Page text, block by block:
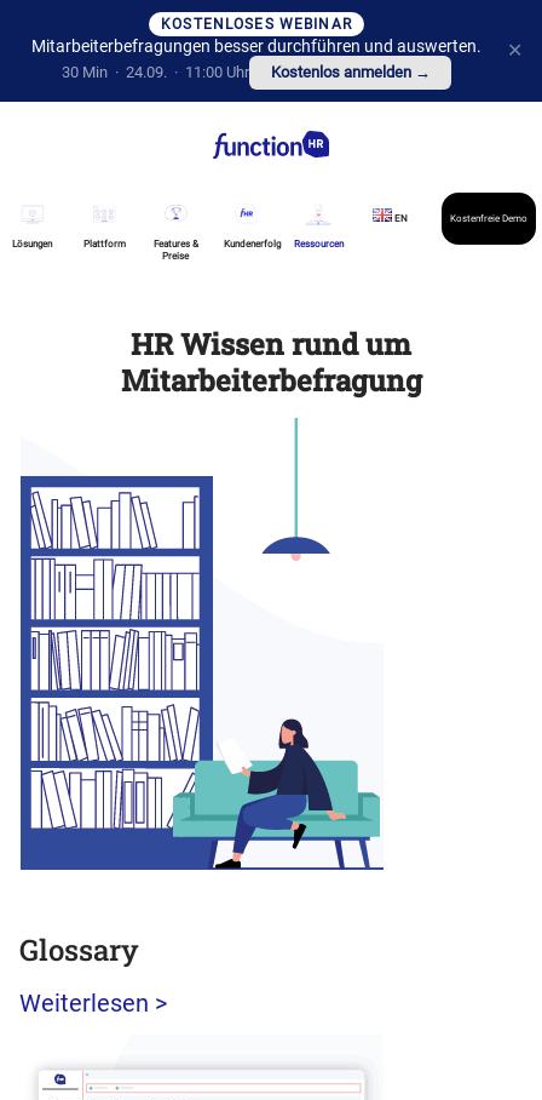
Lösungen Plattform
Features &
Preise
Kundenerfolg Ressourcen
EN Kostenfreie Demo
HR Wissen rund um
Mitarbeiterbefragung
Glossary
Weiterlesen >
KOSTENLOSES WEBINAR
Mitarbeiterbefragungen besser durchführen und auswerten.
30 Min · 24.09. · 11:00 Uhr Kostenlos anmelden →
✕